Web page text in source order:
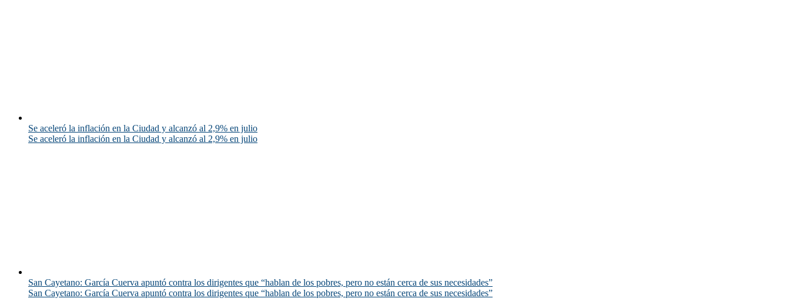
Se aceleró la inflación en la Ciudad y alcanzó al 2,9% en julio
Se aceleró la inflación en la Ciudad y alcanzó al 2,9% en julio
San Cayetano: García Cuerva apuntó contra los dirigentes que “hablan de los pobres, pero no están cerca de sus necesidades”
San Cayetano: García Cuerva apuntó contra los dirigentes que “hablan de los pobres, pero no están cerca de sus necesidades”